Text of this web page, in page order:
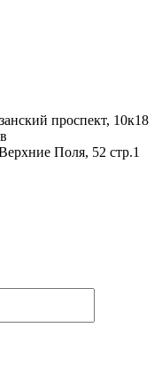
проспект, 10к18
Поля, 52 стр.1